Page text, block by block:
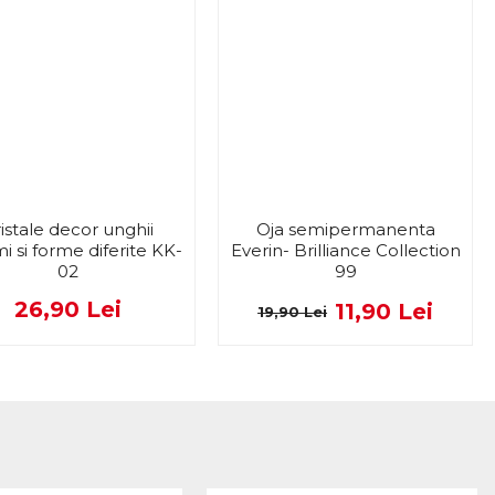
decor unghii
si forme diferite KK-
02
26,90 Lei
Oja semipermanenta
Everin- Brilliance Collection
99
11,90 Lei
19,90 Lei